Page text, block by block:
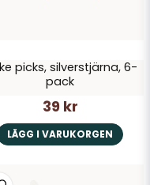
picks, silverstjärna, 6-
pack
39 kr
LÄGG I VARUKORGEN